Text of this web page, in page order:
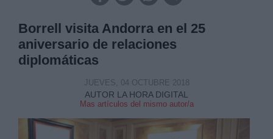
Borrell visita Andorra en el 25
aniversario de relaciones
diplomáticas
AUTOR LA HORA DIGITAL
Mas artículos del mismo autor/a
JUEVES, 04 OCTUBRE 2018
Legitimación:
Destinatarios: